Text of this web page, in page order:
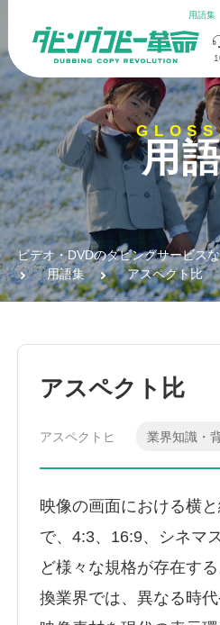
用語集
用
ビデオ・DVDのダビングサービス
用語集
アスペクト比
アスペクト比
アスペクトヒ 業界知識・
映像の画面における横
で、4:3、16:9、シネマ
ど様々な規格が存在す
換業界では、異なる時